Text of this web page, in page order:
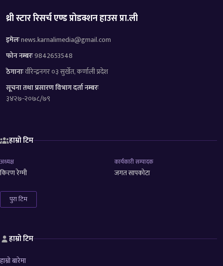
थ्री स्टार रिसर्च एण्ड प्रोडक्शन हाउस प्रा.ली
इमेलःnews.karnalimedia@gmail.com
फोन नम्बरः9842653548
ठेगानाःवीरेन्द्रनगर ०३ सुर्खेत, कर्णाली प्रदेश
सूचना तथा प्रसारण विभाग दर्ता नम्बरः
३४२७-२०७८/७९
हाम्रो टिम
अध्यक्ष
किरण रेग्मी
कार्यकारी सम्पादक
जगत सापकोटा
पुरा टिम
हाम्रो टिम
हाम्रो बारेमा